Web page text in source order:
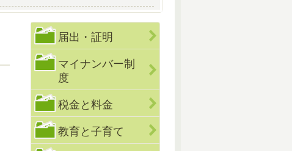
届出・証明
マイナンバー制
度
税金と料金
教育と子育て